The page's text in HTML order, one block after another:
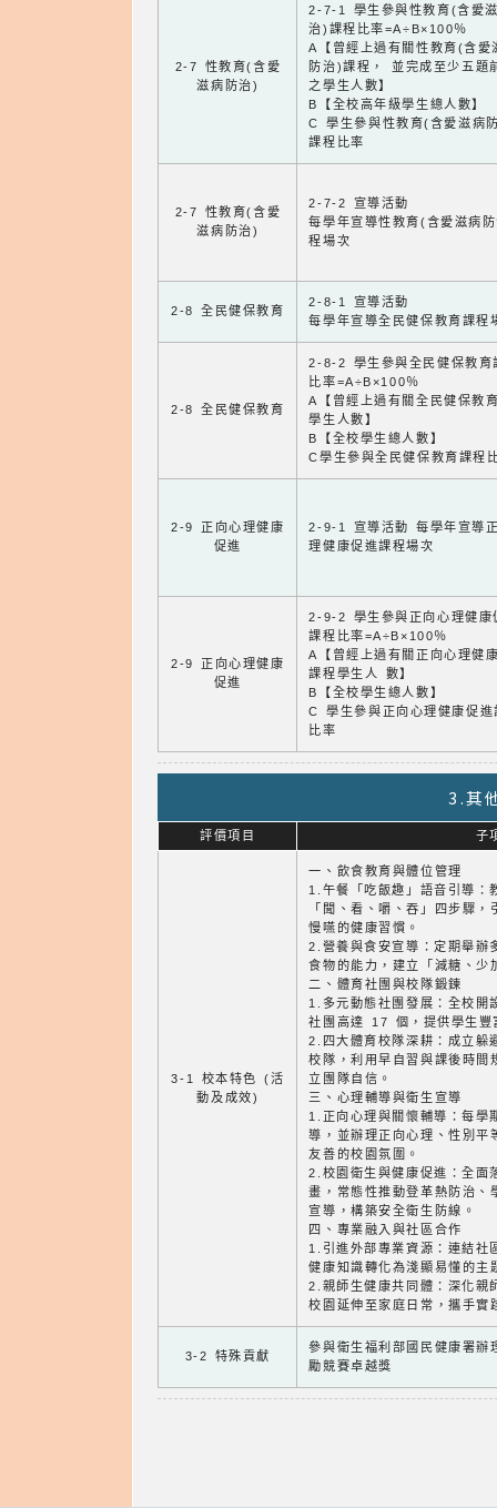
2-7 性教育(含愛
滋病防治)
2-7-1 學生參與性教育(含愛
治)課程比率=A÷B×100％
A【曾經上過有關性教育(含愛
防治)課程， 並完成至少五題
之學生人數】
B【全校高年級學生總人數】
C 學生參與性教育(含愛滋病
課程比率
2-7 性教育(含愛
滋病防治)
2-7-2 宣導活動
每學年宣導性教育(含愛滋病
程場次
2-8 全民健保教育
2-8-1 宣導活動
每學年宣導全民健保教育課程
2-8 全民健保教育
2-8-2 學生參與全民健保教育
比率=A÷B×100％
A【曾經上過有關全民健保教
學生人數】
B【全校學生總人數】
C學生參與全民健保教育課程
2-9 正向心理健康
促進
2-9-1 宣導活動 每學年宣導
理健康促進課程場次
2-9 正向心理健康
促進
2-9-2 學生參與正向心理健康
課程比率=A÷B×100％
A【曾經上過有關正向心理健
課程學生人 數】
B【全校學生總人數】
C 學生參與正向心理健康促進
比率
3.其
評價項目 子
3-1 校本特色 (活
動及成效)
一、飲食教育與體位管理
1.午餐「吃飯趣」語音引導：
「聞、看、嚼、吞」四步驟
慢嚥的健康習慣。
2.營養與食安宣導：定期舉辦
食物的能力，建立「減糖、少
二、體育社團與校隊鍛鍊
1.多元動態社團發展：全校
社團高達 17 個，提供學生豐
2.四大體育校隊深耕：成立躲
校隊，利用早自習與課後時間
立團隊自信。
三、心理輔導與衛生宣導
1.正向心理與關懷輔導：每學
導，並辦理正向心理、性別平
友善的校園氛圍。
2.校園衛生與健康促進：全面
畫，常態性推動登革熱防治、
宣導，構築安全衛生防線。
四、專業融入與社區合作
1.引進外部專業資源：連結社
健康知識轉化為淺顯易懂的主
2.親師生健康共同體：深化親
校園延伸至家庭日常，攜手實
3-2 特殊貢獻
參與衛生福利部國民健康署
勵競賽卓越獎